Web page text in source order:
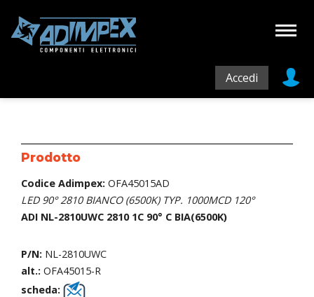
Accedi
Prodotto
Codice Adimpex: OFA45015AD
LED 90° 2810 BIANCO (6500K) TYP. 1000MCD 120°
ADI NL-2810UWC 2810 1C 90° C BIA(6500K)
P/N: NL-2810UWC
alt.: OFA45015-R
scheda: